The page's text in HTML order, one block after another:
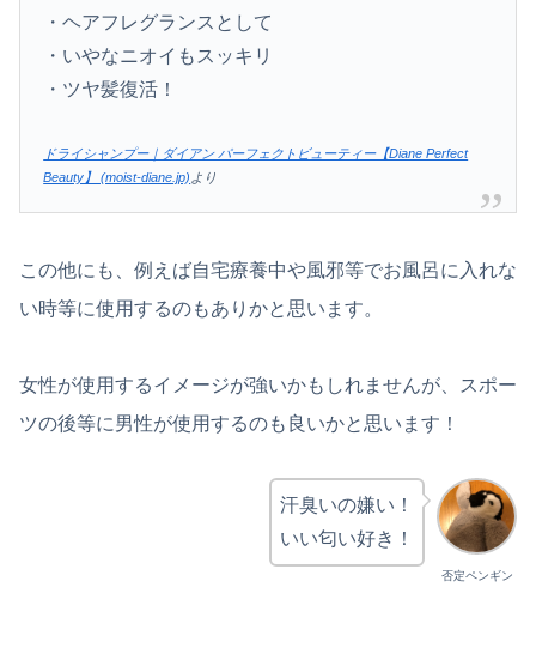
・ヘアフレグランスとして
・いやなニオイもスッキリ
・ツヤ髪復活！
ドライシャンプー｜ダイアン パーフェクトビューティー【Diane Perfect
Beauty】 (moist-diane.jp) より
この他にも、例えば自宅療養中や風邪等でお風呂に入れな
い時等に使用するのもありかと思います。
女性が使用するイメージが強いかもしれませんが、スポー
ツの後等に男性が使用するのも良いかと思います！
否定ペンギン
汗臭いの嫌い！
いい匂い好き！